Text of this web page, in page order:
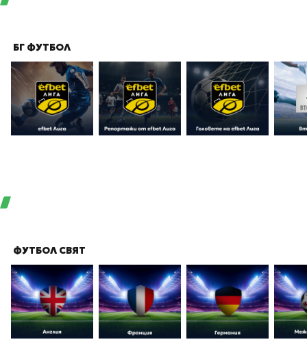
БГ ФУТБОЛ
ФУТБОЛ СВЯТ